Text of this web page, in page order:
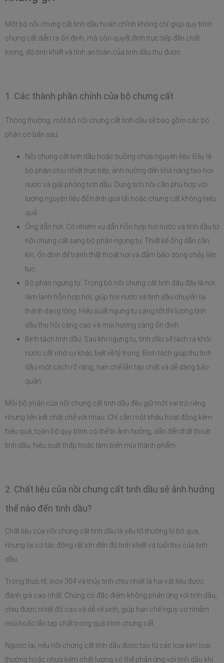
Một bộ nồi chưng cất tinh dầu hoàn chỉnh không chỉ giúp quy trình
chưng cất diễn ra ổn định, mà còn quyết định trực tiếp đến chất
lượng, độ tinh khiết và tính an toàn của tinh dầu thu được.
1. Các thành phần chính của bộ chưng cất
Thông thường, một bộ nồi chưng cất tinh dầu sẽ bao gồm các bộ
phận cơ bản sau:
Nồi chưng cất tinh dầu hoặc buồng chứa nguyên liệu: Đây là
bộ phận chịu nhiệt trực tiếp, ảnh hưởng đến khả năng tạo hơi
nước và giải phóng tinh dầu. Dung tích nồi cần phù hợp với
lượng nguyên liệu để tránh quá tải hoặc chưng cất không hiệu
quả.
Ống dẫn hơi: Có nhiệm vụ dẫn hỗn hợp hơi nước và tinh dầu từ
nồi chưng cất sang bộ phận ngưng tụ. Thiết kế ống dẫn cần
kín, ổn định để tránh thất thoát hơi và đảm bảo dòng chảy liên
tục.
Bộ phận ngưng tụ: Trong bộ nồi chưng cất tinh dầu đây là nơi
làm lạnh hỗn hợp hơi, giúp hơi nước và tinh dầu chuyển lại
thành dạng lỏng. Hiệu suất ngưng tụ càng tốt thì lượng tinh
dầu thu hồi càng cao và mùi hương càng ổn định.
Bình tách tinh dầu: Sau khi ngưng tụ, tinh dầu sẽ tách ra khỏi
nước cất nhờ sự khác biệt về tỷ trọng. Bình tách giúp thu tinh
dầu một cách rõ ràng, hạn chế lẫn tạp chất và dễ dàng bảo
quản.
Mỗi bộ phận của nồi chưng cất tinh dầu đều giữ một vai trò riêng
nhưng liên kết chặt chẽ với nhau. Chỉ cần một khâu hoạt động kém
hiệu quả, toàn bộ quy trình có thể bị ảnh hưởng, dẫn đến thất thoát
tinh dầu, hiệu suất thấp hoặc làm biến mùi thành phẩm.
2. Chất liệu của nồi chưng cất tinh dầu sẽ ảnh hưởng
thế nào đến tinh dầu?
Chất liệu của nồi chưng cất tinh dầu là yếu tố thường bị bỏ qua,
nhưng lại có tác động rất lớn đến độ tinh khiết và tuổi thọ của tinh
dầu.
Trong thực tế, inox 304 và thủy tinh chịu nhiệt là hai vật liệu được
đánh giá cao nhất. Chúng có đặc điểm không phản ứng với tinh dầu,
chịu được nhiệt độ cao và dễ vệ sinh, giúp hạn chế nguy cơ nhiễm
mùi hoặc lẫn tạp chất trong quá trình chưng cất.
Ngược lại, nếu nồi chưng cất tinh dầu được tạo từ các loại kim loại
thường hoặc nhựa kém chất lượng có thể phản ứng với tinh dầu khi